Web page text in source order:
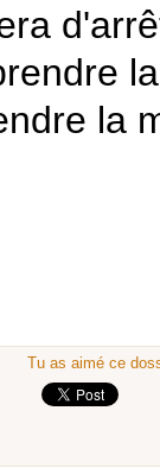
la
Tu as aimé ce